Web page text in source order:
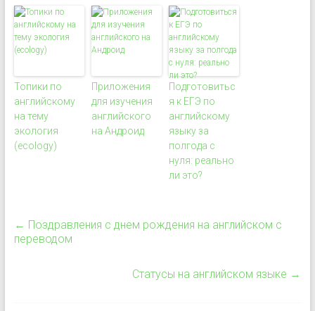
Топики по
английскому
на тему
экология
(ecology)
Приложения
для изучения
английского
на Андроид
Подготовитьс
я к ЕГЭ по
английскому
языку за
полгода с
нуля: реально
ли это?
← Поздравления с днем рождения на английском с
переводом
Статусы на английском языке →